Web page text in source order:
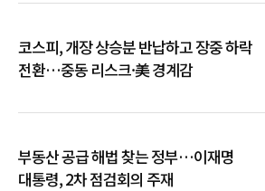
코스피, 개장 상승분 반납하고 장중 하락
전환…중동 리스크·美 경계감
부동산 공급 해법 찾는 정부…이재명
대통령, 2차 점검회의 주재